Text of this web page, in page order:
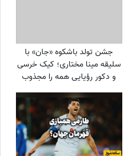
جشن تولد باشکوه «جان» با
سلیقه مینا مختاری؛ کیک خرسی
و دکور رؤیایی همه را مجذوب
کرد